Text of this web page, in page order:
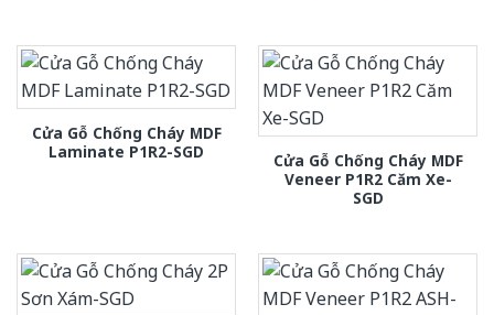
Cửa Gỗ Chống Cháy MDF
Laminate P1R2-SGD
Cửa Gỗ Chống Cháy MDF
Veneer P1R2 Căm Xe-
SGD